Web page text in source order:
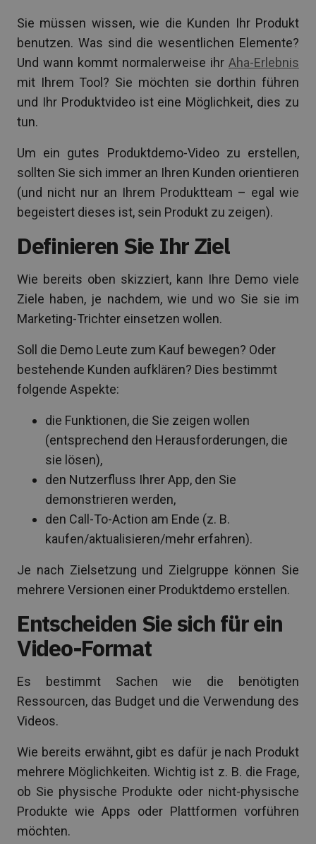
Sie müssen wissen, wie die Kunden Ihr Produkt
benutzen. Was sind die wesentlichen Elemente?
Und wann kommt normalerweise ihr Aha-Erlebnis
mit Ihrem Tool? Sie möchten sie dorthin führen
und Ihr Produktvideo ist eine Möglichkeit, dies zu
tun.
Um ein gutes Produktdemo-Video zu erstellen,
sollten Sie sich immer an Ihren Kunden orientieren
(und nicht nur an Ihrem Produktteam – egal wie
begeistert dieses ist, sein Produkt zu zeigen).
Definieren Sie Ihr Ziel
Wie bereits oben skizziert, kann Ihre Demo viele
Ziele haben, je nachdem, wie und wo Sie sie im
Marketing-Trichter einsetzen wollen.
Soll die Demo Leute zum Kauf bewegen? Oder
bestehende Kunden aufklären? Dies bestimmt
folgende Aspekte:
die Funktionen, die Sie zeigen wollen
(entsprechend den Herausforderungen, die
sie lösen),
den Nutzerfluss Ihrer App, den Sie
demonstrieren werden,
den Call-To-Action am Ende (z. B.
kaufen/aktualisieren/mehr erfahren).
Je nach Zielsetzung und Zielgruppe können Sie
mehrere Versionen einer Produktdemo erstellen.
Entscheiden Sie sich für ein
Video-Format
Es bestimmt Sachen wie die benötigten
Ressourcen, das Budget und die Verwendung des
Videos.
Wie bereits erwähnt, gibt es dafür je nach Produkt
mehrere Möglichkeiten. Wichtig ist z. B. die Frage,
ob Sie physische Produkte oder nicht-physische
Produkte wie Apps oder Plattformen vorführen
möchten.